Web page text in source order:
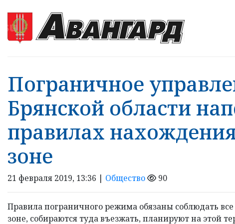
Пограничное
Брянской области
правилах
зоне
21 февраля 2019, 13:36 | Общество 90
Правила пограничного режима обязаны соблюдать
зоне, собираются туда въезжать, планируют на этой